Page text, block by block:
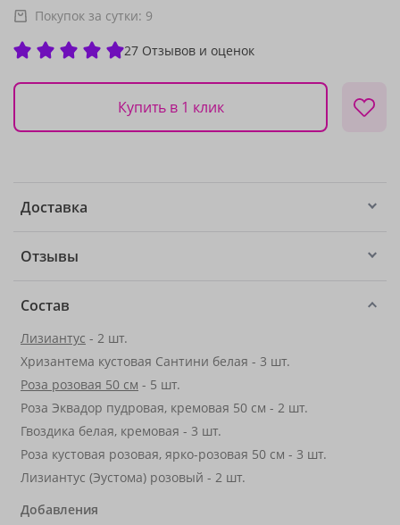
Покупок за сутки: 9
27 Отзывов и оценок
Купить в 1 клик
Доставка
Отзывы
Состав
Лизиантус - 2 шт.
Хризантема кустовая Сантини белая - 3 шт.
Роза розовая 50 см - 5 шт.
Роза Эквадор пудровая, кремовая 50 см - 2 шт.
Гвоздика белая, кремовая - 3 шт.
Роза кустовая розовая, ярко-розовая 50 см - 3 шт.
Лизиантус (Эустома) розовый - 2 шт.
Добавления